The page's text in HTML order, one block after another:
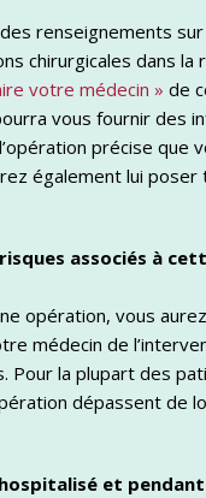
renseignements
chirurgicales dans la
votre médecin » de
vous fournir des
précise que
également lui
associés à
opération, vous
médecin de
Pour la plupart des
dépassent de
et